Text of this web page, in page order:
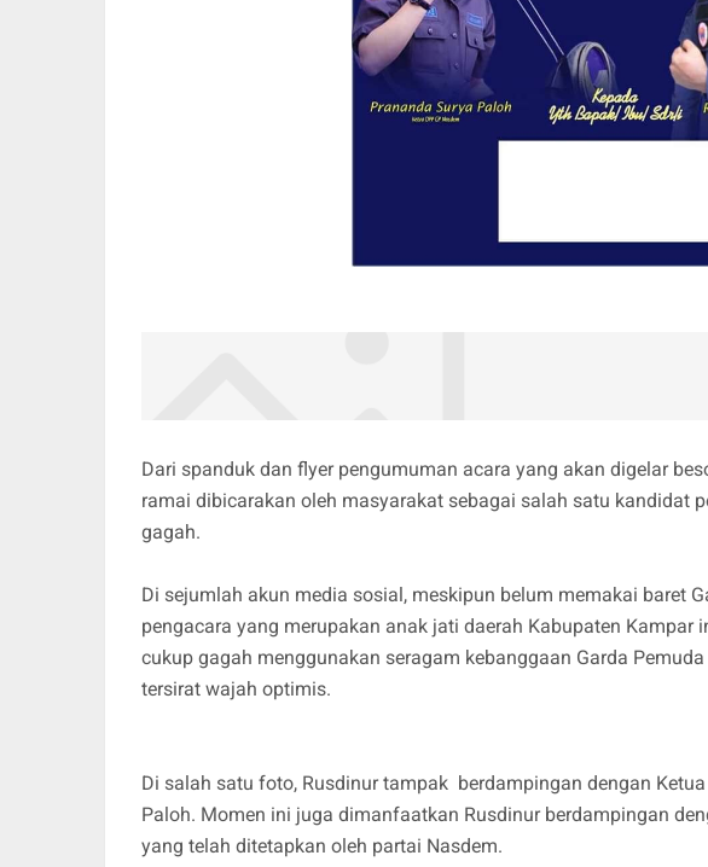
Dari spanduk dan flyer pengumuman acara yang akan digelar
ramai dibicarakan oleh masyarakat sebagai salah satu kandidat
gagah.
Di sejumlah akun media sosial, meskipun belum memakai baret
pengacara yang merupakan anak jati daerah Kabupaten Kampar
cukup gagah menggunakan seragam kebanggaan Garda
tersirat wajah optimis.
Di salah satu foto, Rusdinur tampak berdampingan dengan
Paloh. Momen ini juga dimanfaatkan Rusdinur berdampingan
yang telah ditetapkan oleh partai Nasdem.